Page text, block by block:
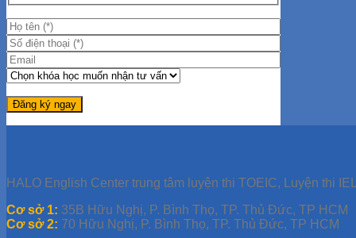
HALO English Center trung tâm luyện thi TOEIC, Luyện thi
Cơ sở 1: 35B Hữu Nghị, P. Bình Thọ, TP. Thủ Đức, TP HCM
Cơ sở 2: 70 Hữu Nghị, P. Bình Thọ, TP. Thủ Đức, TP HCM